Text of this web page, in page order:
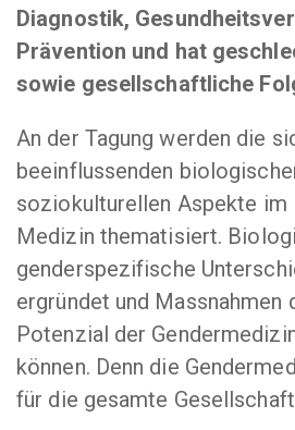
Diagnostik,
Prävention und hat
sowie gesellschaftliche
An der Tagung werden die
beeinflussenden
soziokulturellen Aspekte im
Medizin thematisiert.
genderspezifische
ergründet und Massnahmen
Potenzial der
können. Denn die
für die gesamte